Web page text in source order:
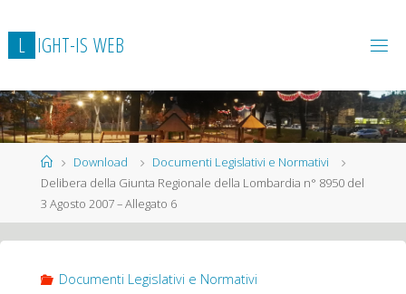
L IGHT-IS WEB
HomeDownload
Documenti Legislativi e Normativi
Delibera della Giunta Regionale della Lombardia n° 8950 del
3 Agosto 2007 – Allegato 6
Documenti Legislativi e Normativi